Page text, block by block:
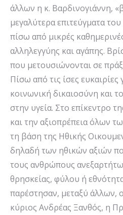
άλλων η κ. Βαρδινογιάννη,
μεγαλύτερα επιτεύγματα
πίσω από μικρές
αλληλεγγύης και αγάπης.
που μετουσιώνονται σε
Πίσω από τις ίσες ευκαιρίες
κοινωνική δικαιοσύνη και
στην υγεία. Στο επίκεντρο
και την αξιοπρέπεια όλων
τη βάση της Ηθικής
δηλαδή των ηθικών αξιών
τους ανθρώπους
θρησκείας, φύλου ή
παρέστησαν, μεταξύ άλλων,
κύριος Ανδρέας Ξανθός, η